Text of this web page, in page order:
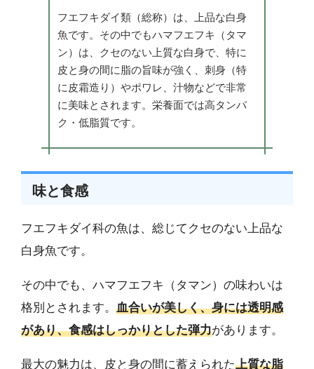
フエフキダイ類（総称）は、上品な白身
魚です。その中でもハマフエフキ（タマ
ン）は、クセのない上質な白身で、特に
皮と身の間に脂の旨味が強く、刺身（特
に皮霜造り）やポワレ、汁物などで非常
に美味とされます。栄養面では高タンパ
ク・低脂質です。
味と食感
フエフキダイ科の魚は、総じてクセのない上品な
白身魚です。
その中でも、ハマフエフキ（タマン）の味わいは
格別とされます。 血合いが美しく、身には透明感
があり、食感はしっかりとした弾力があります。
最大の魅力は、皮と身の間に蓄えられた上質な脂